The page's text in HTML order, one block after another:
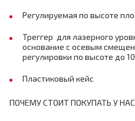
Регулируемая по высоте
Треггер для лазерного
основание с осевым
регулировки по высоте до
Пластиковый кейс
ПОЧЕМУ СТОИТ ПОКУПАТЬ У